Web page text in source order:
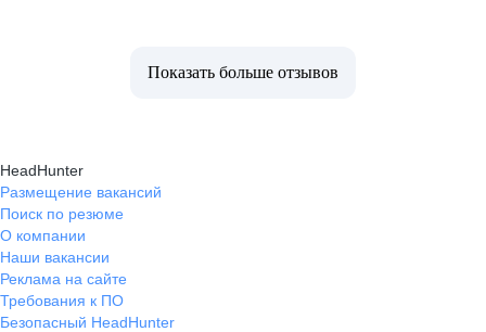
Показать больше отзывов
HeadHunter
Размещение вакансий
Поиск по резюме
О компании
Наши вакансии
Реклама на сайте
Требования к ПО
Безопасный HeadHunter